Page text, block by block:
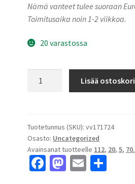
Nämä vanteet tulee suoraan
Toimitusaika noin 1-2 viikkoa.
20 varastossa
Polished
8.5x20"
5x112
ET45
Lisää
Tuotetunnus (SKU):vv171724
Osasto: Uncategorized
Avainsanat tuotteelle 112, 20,5,
Fa M E